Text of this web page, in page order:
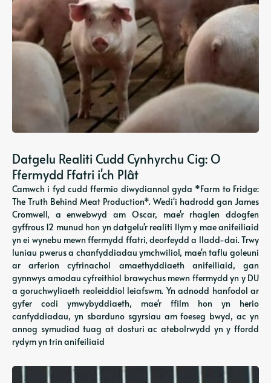
Datgelu Realiti Cudd Cynhyrchu Cig: O
Ffermydd Ffatri i'ch Plât
Camwch i fyd cudd ffermio diwydiannol gyda *Farm to Fridge:
The Truth Behind Meat Production*. Wedi'i hadrodd gan James
Cromwell, a enwebwyd am Oscar, mae'r rhaglen ddogfen
gyffrous 12 munud hon yn datgelu'r realiti llym y mae anifeiliaid
yn ei wynebu mewn ffermydd ffatri, deorfeydd a lladd-dai. Trwy
luniau pwerus a chanfyddiadau ymchwiliol, mae'n taflu goleuni
ar arferion cyfrinachol amaethyddiaeth anifeiliaid, gan
gynnwys amodau cyfreithiol brawychus mewn ffermydd yn y DU
a goruchwyliaeth reoleiddiol leiafswm. Yn adnodd hanfodol ar
gyfer codi ymwybyddiaeth, mae'r ffilm hon yn herio
canfyddiadau, yn sbarduno sgyrsiau am foeseg bwyd, ac yn
annog symudiad tuag at dosturi ac atebolrwydd yn y ffordd
rydym yn trin anifeiliaid